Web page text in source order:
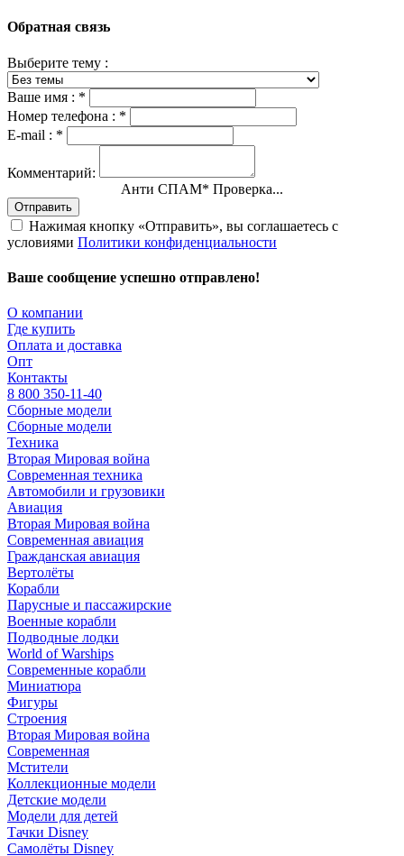
Обратная связь
Выберите тему :
Ваше имя : *
Номер телефона : *
E-mail : *
Комментарий:
Анти СПАМ* Проверка...
Отправить
Нажимая кнопку «Отправить», вы соглашаетесь с
условиями Политики конфиденциальности
Ваше сообщение успешно отправлено!
О компании
Где купить
Оплата и доставка
Опт
Контакты
8 800 350-11-40
Сборные модели
Сборные модели
Техника
Вторая Мировая война
Современная техника
Автомобили и грузовики
Авиация
Вторая Мировая война
Современная авиация
Гражданская авиация
Вертолёты
Корабли
Парусные и пассажирские
Военные корабли
Подводные лодки
World of Warships
Современные корабли
Миниатюра
Фигуры
Строения
Вторая Мировая война
Современная
Мстители
Коллекционные модели
Детские модели
Модели для детей
Тачки Disney
Самолёты Disney